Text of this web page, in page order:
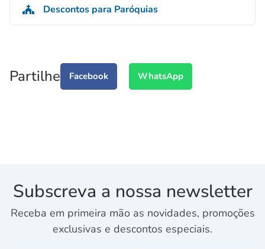
Descontos para Paróquias
Partilhe Facebook WhatsApp
Subscreva a nossa newsletter
Receba em primeira mão as novidades, promoções
exclusivas e descontos especiais.